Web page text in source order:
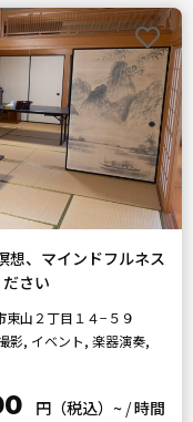
想、マインドフルネス
さい
東山２丁目１４−５９
影, イベント, 楽器演奏,
円（税込）~ /時間